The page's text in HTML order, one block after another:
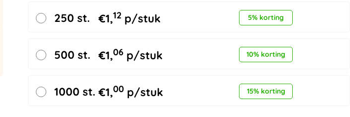
250 st. €1,12 p/stuk 5% korting
500 st. €1,06 p/stuk 10% korting
1000 st. €1,00 p/stuk 15% korting